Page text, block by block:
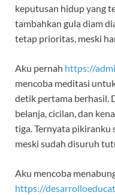
keputusan hidup yang
tambahkan gula diam
tetap prioritas, meski
Aku pernah https://
mencoba meditasi
detik pertama berhasil.
belanja, cicilan, dan
tiga. Ternyata pikiranku
meski sudah disuruh
Aku mencoba
https://